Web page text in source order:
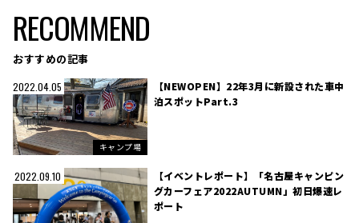
RECOMMEND
おすすめの記事
2022.04.05
キャンプ場
【NEWOPEN】22年3月に新設された車中
泊スポットPart.3
2022.09.10
【イベントレポート】「名古屋キャンピン
グカーフェア2022AUTUMN」初日爆速レ
ポート